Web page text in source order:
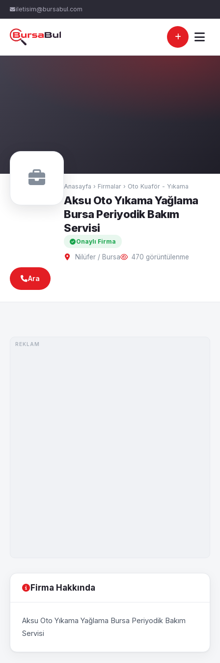
iletisim@bursabul.com
Anasayfa › Firmalar › Oto Kuaför - Yıkama
Aksu Oto Yıkama Yağlama
Bursa Periyodik Bakım
Servisi
Onaylı Firma
Nilüfer / Bursa 470 görüntülenme
Ara
Firma Hakkında
Aksu Oto Yıkama Yağlama Bursa Periyodik Bakım
Servisi